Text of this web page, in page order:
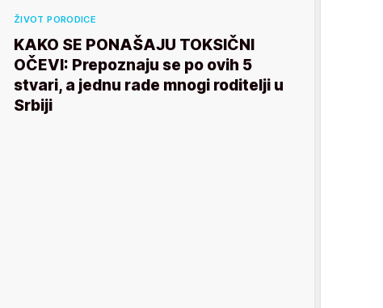
ŽIVOT PORODICE
KAKO SE PONAŠAJU TOKSIČNI
OČEVI: Prepoznaju se po ovih 5
stvari, a jednu rade mnogi roditelji u
Srbiji